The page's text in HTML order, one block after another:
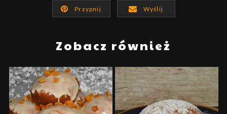
Przypnij Wyślij
Zobacz również